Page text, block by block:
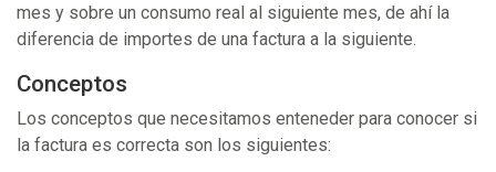
mes y sobre un consumo real al siguiente mes, de ahí la
diferencia de importes de una factura a la siguiente.
Conceptos
Los conceptos que necesitamos enteneder para conocer si
la factura es correcta son los siguientes: